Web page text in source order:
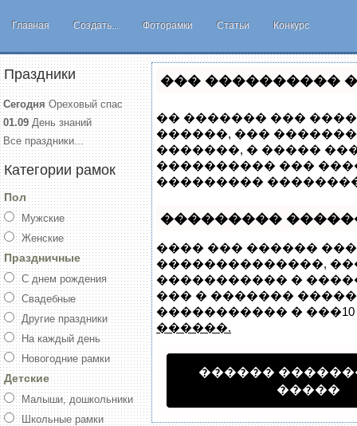
Главная Создать... Фоторамки Статьи Конкурс
Праздники
Сегодня Ореховый спас
01.09День знаний
Все праздники...
Категории рамок
Пол
Мужские
Женские
Праздничные
С днем рождения
Свадебные
Другие праздники
На каждый день
Новогодние рамки
Детские
Малыши, дошкольники
Школьные рамки
��� ����������
�� ������� ���
������, ���
�������, � �����
���������� ���
���������
���������
���� ��� ������
��������������,
����������� �
��� � �������
����������� �
������.
������
�����